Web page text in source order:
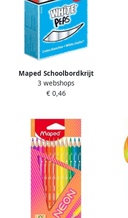
Maped Schoolbordkrijt
Color'Peps wit stofvrij doosje à
10 stuks
3 webshops
€ 0,46